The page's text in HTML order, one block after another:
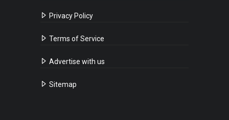
Privacy Policy
Terms of Service
Advertise with us
Sitemap